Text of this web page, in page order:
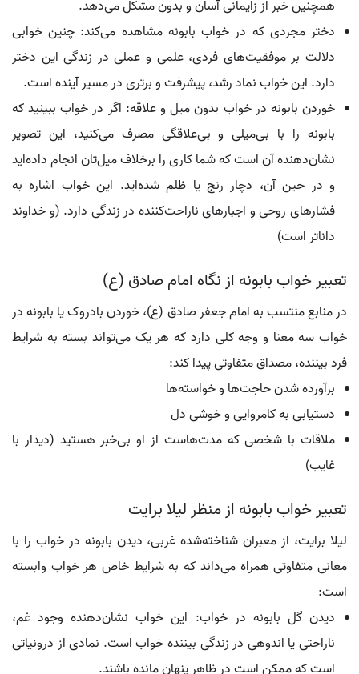
همچنین خبر از زایمانی آسان و بدون مشکل می‌دهد.
دختر مجردی که در خواب بابونه مشاهده می‌کند: چنین خوابی
دلالت بر موفقیت‌های فردی، علمی و عملی در زندگی این دختر
دارد. این خواب نماد رشد، پیشرفت و برتری در مسیر آینده است.
خوردن بابونه در خواب بدون میل و علاقه: اگر در خواب ببینید که
بابونه را با بی‌میلی و بی‌علاقگی مصرف می‌کنید، این تصویر
نشان‌دهنده آن است که شما کاری را برخلاف میل‌تان انجام داده‌اید
و در حین آن، دچار رنج یا ظلم شده‌اید. این خواب اشاره به
فشارهای روحی و اجبارهای ناراحت‌کننده در زندگی دارد. (و خداوند
داناتر است)
تعبیر خواب بابونه از نگاه امام صادق (ع)
در منابع منتسب به امام جعفر صادق (ع)، خوردن بادروک یا بابونه در
خواب سه معنا و وجه کلی دارد که هر یک می‌تواند بسته به شرایط
فرد بیننده، مصداق متفاوتی پیدا کند:
برآورده شدن حاجت‌ها و خواسته‌ها
دستیابی به کامروایی و خوشی دل
ملاقات با شخصی که مدت‌هاست از او بی‌خبر هستید (دیدار با
غایب)
تعبیر خواب بابونه از منظر لیلا برایت
لیلا برایت، از معبران شناخته‌شده غربی، دیدن بابونه در خواب را با
معانی متفاوتی همراه می‌داند که به شرایط خاص هر خواب وابسته
است:
دیدن گل بابونه در خواب: این خواب نشان‌دهنده وجود غم،
ناراحتی یا اندوهی در زندگی بیننده خواب است. نمادی از درونیاتی
است که ممکن است در ظاهر پنهان مانده باشند.